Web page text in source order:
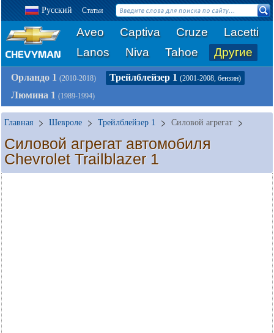
Русский Статьи
Aveo Captiva Cruze
Lacetti
Lanos
Niva Tahoe Другие
Орландо 1 (2010-2018) Трейлблейзер 1 (2001-2008, бензин)
Люмина 1 (1989-1994)
Главная Шевроле Трейлблейзер 1 Силовой агрегат
Силовой агрегат автомобиля
Chevrolet Trailblazer 1